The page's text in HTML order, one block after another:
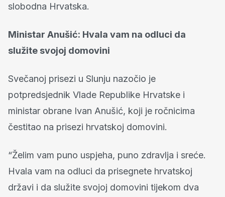
slobodna Hrvatska.
Ministar Anušić: Hvala vam na odluci da
služite svojoj domovini
Svečanoj prisezi u Slunju nazočio je
potpredsjednik Vlade Republike Hrvatske i
ministar obrane Ivan Anušić, koji je ročnicima
čestitao na prisezi hrvatskoj domovini.
“Želim vam puno uspjeha, puno zdravlja i sreće.
Hvala vam na odluci da prisegnete hrvatskoj
državi i da služite svojoj domovini tijekom dva